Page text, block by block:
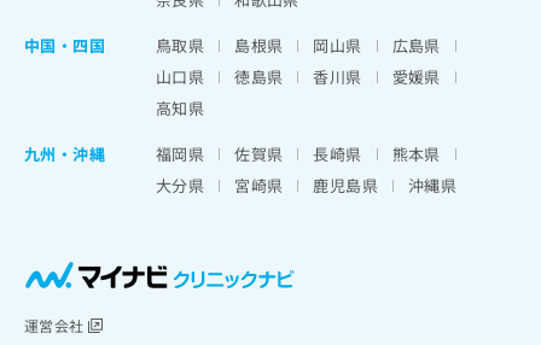
中国・四国
鳥取県 島根県 岡山県
広島県
山口県
徳島県 香川県
愛媛県
高知県
九州・沖縄
福岡県 佐賀県 長崎県
熊本県
大分県
宮崎県 鹿児島県 沖縄県
運営会社